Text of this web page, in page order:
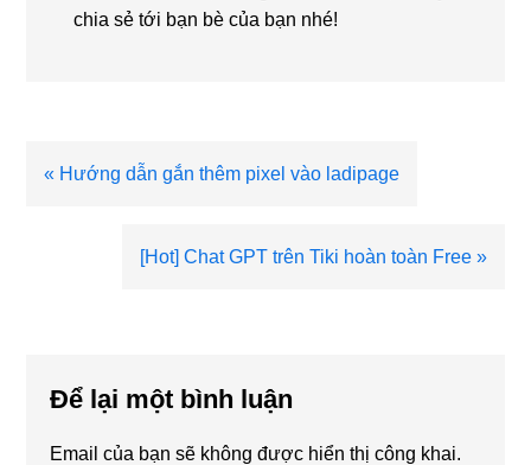
chia sẻ tới bạn bè của bạn nhé!
Bài
« Hướng dẫn gắn thêm pixel vào ladipage
Bài
[Hot] Chat GPT trên Tiki hoàn toàn Free »
Để lại một bình luận
Email của bạn sẽ không được hiển thị công khai.